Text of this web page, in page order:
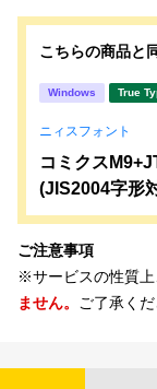
こちらの商品と
Windows True
ニィスフォント
コミクス
(JIS2004字形
ご注意事項
※サービスの性質上
ません。 ご了承くだ